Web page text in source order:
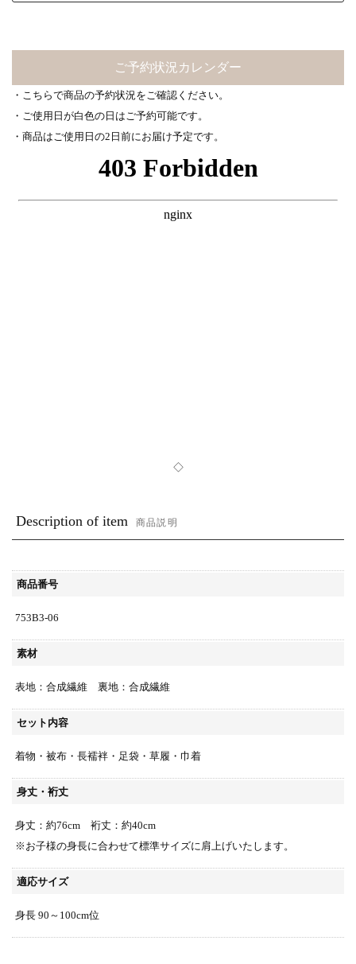
ご予約状況カレンダー
・こちらで商品の予約状況をご確認ください。
・ご使用日が白色の日はご予約可能です。
・商品はご使用日の2日前にお届け予定です。
◇
Description of item 商品説明
商品番号
753B3-06
素材
表地：合成繊維 裏地：合成繊維
セット内容
着物・被布・長襦袢・足袋・草履・巾着
身丈・裄丈
身丈：約76cm 裄丈：約40cm
※お子様の身長に合わせて標準サイズに肩上げいたします。
適応サイズ
身長 90～100cm位